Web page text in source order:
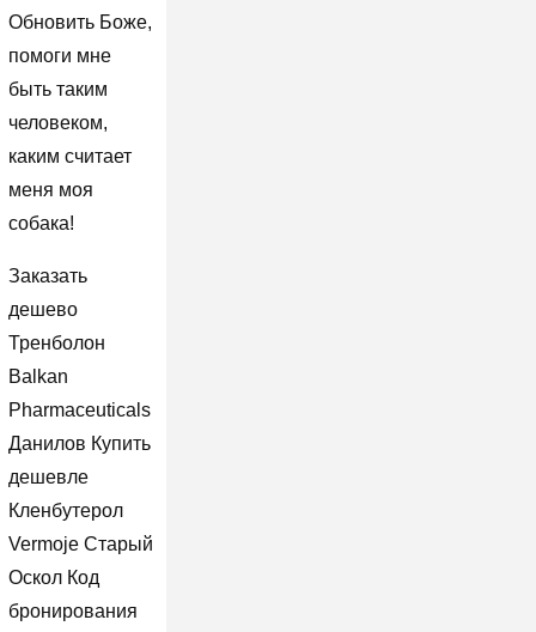
Обновить Боже,
помоги мне
быть таким
человеком,
каким считает
меня моя
собака!
Заказать
дешево
Тренболон
Balkan
Pharmaceuticals
Данилов Купить
дешевле
Кленбутерол
Vermoje Старый
Оскол Код
бронирования